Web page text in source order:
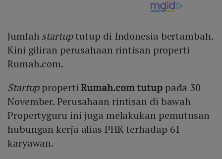
Jumlah startuptutup di Indonesia bertambah.
Kini giliran perusahaan rintisan properti
Rumah.com.
StartuppropertiRumah.com tutuppada 30
November. Perusahaan rintisan di bawah
Propertyguru ini juga melakukan pemutusan
hubungan kerja alias PHK terhadap 61
karyawan.